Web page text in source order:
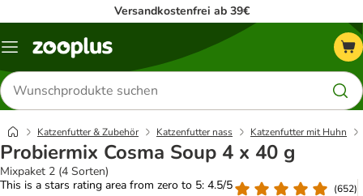
Versandkostenfrei ab 39€
Menü
Produkte
suchen
Katzenfutter & Zubehör Katzenfutter nass Katzenfutter mit Huhn
Probiermix Cosma Soup 4 x 40 g
Mixpaket 2 (4 Sorten)
This is a stars rating area from zero to 5: 4.5/5
(652)